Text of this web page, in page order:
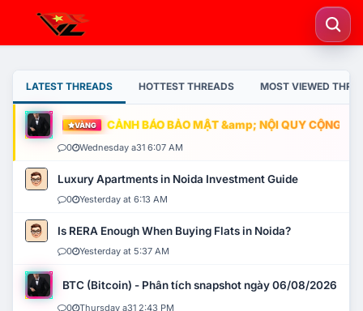
LATEST THREADS HOTTEST THREADS MOST VIEWED
VÀNG CẢNH BÁO BẢO MẬT &amp; NỘI QUY CỘNG
0 Wednesday a31 6:07 AM
Luxury Apartments in Noida Investment Guide
0 Yesterday at 6:13 AM
Is RERA Enough When Buying Flats in Noida?
0 Yesterday at 5:37 AM
BTC (Bitcoin) - Phân tích snapshot ngày 06/08/2026
0 Thursday a31 2:43 PM